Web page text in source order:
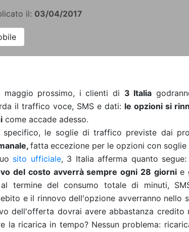
il: 03/04/2017
maggio prossimo, i clienti di 3 Italia
il traffico voce, SMS e dati: le opzioni si
come accade adesso.
specifico, le soglie di traffico previste dai
fatta eccezione per le opzioni con
sito ufficiale, 3 Italia afferma quanto
del costo avverrà sempre ogni 28 giorni e
termine del consumo totale di minuti,
e il rinnovo dell'opzione avverranno nello
dell'offerta dovrai avere abbastanza
la ricarica in tempo? Nessun problema: